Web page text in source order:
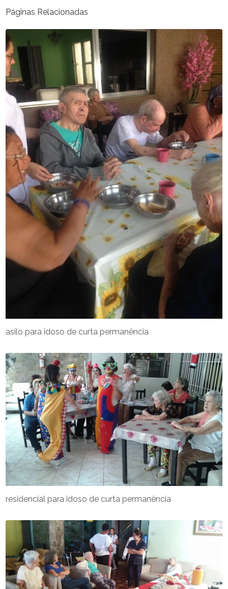
Páginas Relacionadas
asilo para idoso de curta permanência
residencial para idoso de curta permanência